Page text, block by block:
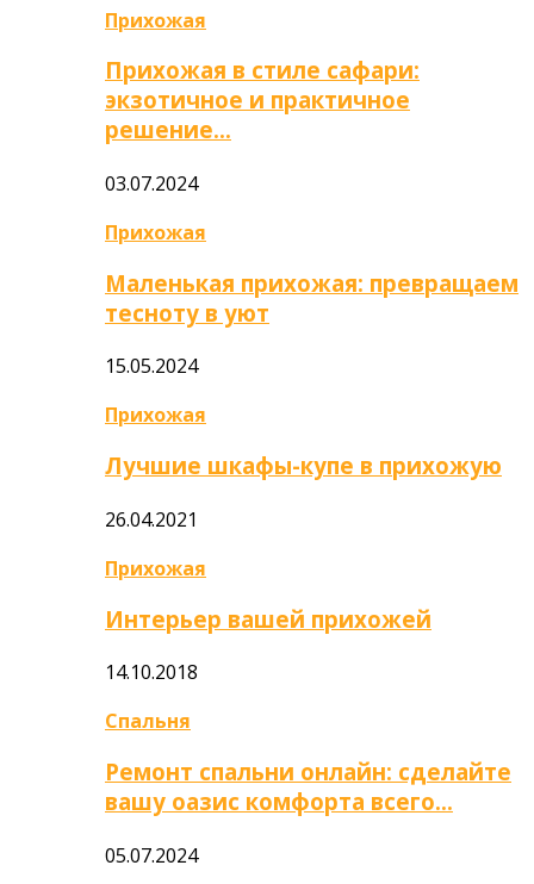
Прихожая
Прихожая в стиле сафари:
экзотичное и практичное
решение…
03.07.2024
Прихожая
Маленькая прихожая: превращаем
тесноту в уют
15.05.2024
Прихожая
Лучшие шкафы-купе в прихожую
26.04.2021
Прихожая
Интерьер вашей прихожей
14.10.2018
Спальня
Ремонт спальни онлайн: сделайте
вашу оазис комфорта всего…
05.07.2024